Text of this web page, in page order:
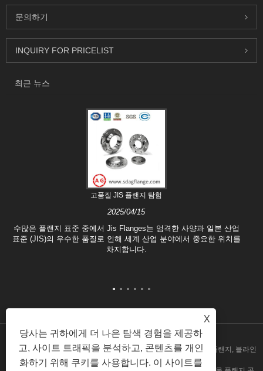
문의하기
INQUIRY FOR PRICELIST
최근 뉴스
고품질 JIS 플랜지 탐험
2025/04/15
수많은 플랜지 표준 중에서 Jis Flanges는 엄격한 사양과 일본 산업
표준 (JIS)의 우수한 품질로 인해 세계 산업 분야에서 중요한 위치를
차지합니다.
Copyright © 2020 Shandong Aiguo Forging Co., Ltd. - 중국 단조 플랜지, 블라인
X
당사는 귀하에게 더 나은 탐색 경험을 제공하
고, 사이트 트래픽을 분석하고, 콘텐츠를 개인
화하기 위해 쿠키를 사용합니다. 이 사이트를